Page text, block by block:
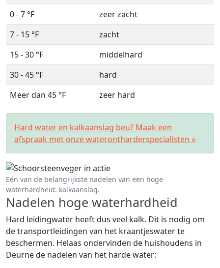
0 - 7 °F
zeer zacht
7 - 15 °F
zacht
15 - 30 °F
middelhard
30 - 45 °F
hard
Meer dan 45 °F
zeer hard
Hard water en kalkaanslag beu? Maak een
afspraak met onze waterontharderspecialisten »
Eén van de belangrijkste nadelen van een hoge
waterhardheid: kalkaanslag.
Nadelen hoge waterhardheid
Hard leidingwater heeft dus veel kalk. Dit is nodig om
de transportleidingen van het kraantjeswater te
beschermen. Helaas ondervinden de huishoudens in
Deurne de nadelen van het harde water: